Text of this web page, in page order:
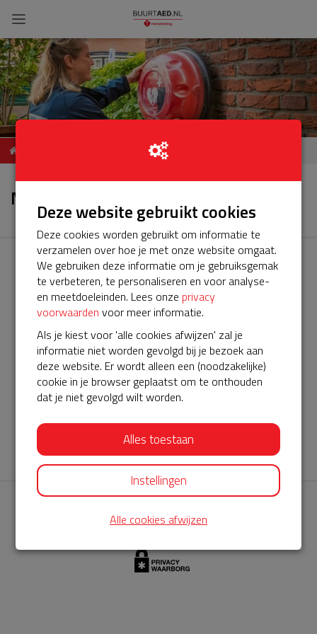
ServiceBuurtAED STRAAT,
Nieuws
AED360-ProCardio
ServiceBuurtAED wordt aangeboden door de Hartstichting en
AED360-ProCardio. Net als bij BuurtAED is AED360-ProCardio
de leverancier van het servicepakket en ontzorgen zij jou de
komende jaren. AED360-ProCardio is gespecialiseerd in de
levering en het onderhoud van Philips AED’s.
Deze website gebruikt cookies
Deze cookies worden gebruikt om informatie te
verzamelen over hoe je met onze website omgaat.
We gebruiken deze informatie om je gebruiksgemak
te verbeteren, te personaliseren en voor analyse-
en meetdoeleinden. Lees onze privacy
voorwaarden voor meer informatie.
Als je kiest voor 'alle cookies afwijzen' zal je
informatie niet worden gevolgd bij je bezoek aan
deze website. Er wordt alleen een (noodzakelijke)
cookie in je browser geplaatst om te onthouden
dat je niet gevolgd wilt worden.
Alles toestaan
Instellingen
Alle cookies afwijzen